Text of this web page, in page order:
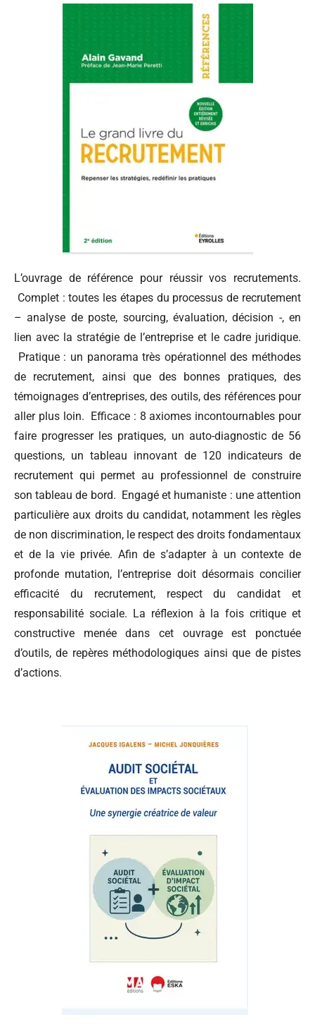
L’ouvrage de référence pour réussir vos recrutements.
Complet : toutes les étapes du processus de recrutement
– analyse de poste, sourcing, évaluation, décision -, en
lien avec la stratégie de l’entreprise et le cadre juridique.
Pratique : un panorama très opérationnel des méthodes
de recrutement, ainsi que des bonnes pratiques, des
témoignages d’entreprises, des outils, des références pour
aller plus loin. Efficace : 8 axiomes incontournables pour
faire progresser les pratiques, un auto-diagnostic de 56
questions, un tableau innovant de 120 indicateurs de
recrutement qui permet au professionnel de construire
son tableau de bord. Engagé et humaniste : une attention
particulière aux droits du candidat, notamment les règles
de non discrimination, le respect des droits fondamentaux
et de la vie privée. Afin de s’adapter à un contexte de
profonde mutation, l’entreprise doit désormais concilier
efficacité du recrutement, respect du candidat et
responsabilité sociale. La réflexion à la fois critique et
constructive menée dans cet ouvrage est ponctuée
d’outils, de repères méthodologiques ainsi que de pistes
d’actions.